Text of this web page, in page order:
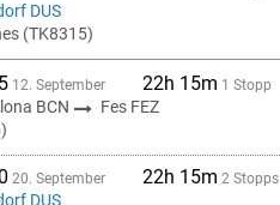
DUS
(TK8315)
12. September 22h 15m 1 Stopp
BCN
Fes FEZ
20. September 22h 15m 2 Stopps
DUS